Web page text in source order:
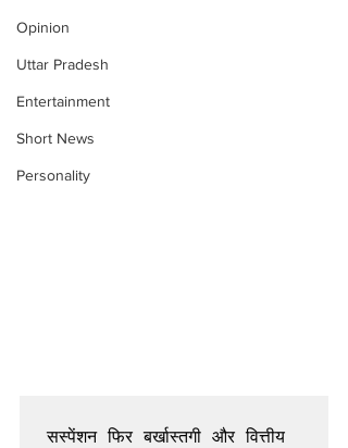
Opinion
Uttar Pradesh
Entertainment
Short News
Personality
सस्पेंशन फिर बर्खास्तगी और वित्तीय